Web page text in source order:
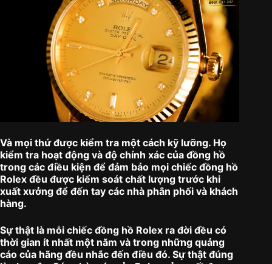
Và mọi thứ được kiểm tra một cách kỹ lưỡng. Họ
kiểm tra hoạt động và độ chính xác của đồng hồ
trong các điều kiện để đảm bảo mọi chiếc đồng hồ
Rolex đều được kiểm soát chất lượng trước khi
xuất xưởng để đến tay các nhà phân phối và khách
hàng.
Sự thật là mỗi chiếc đồng hồ Rolex ra đời đều có
thời gian ít nhất một năm và trong những quảng
cáo của hãng đều nhắc đến điều đó. Sự thật đúng